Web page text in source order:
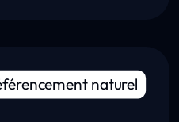
naturel